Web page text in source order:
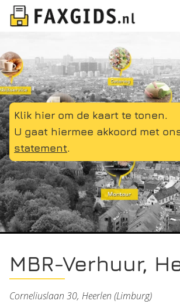
Klik hier om de kaart te tonen.
U gaat hiermee akkoord met
statement.
MBR-Verhuur,
Corneliuslaan 30, Heerlen (Limburg)